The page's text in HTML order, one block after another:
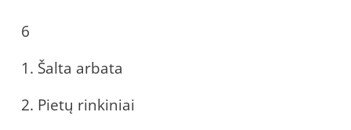
6
1. Šalta arbata
2. Pietų rinkiniai